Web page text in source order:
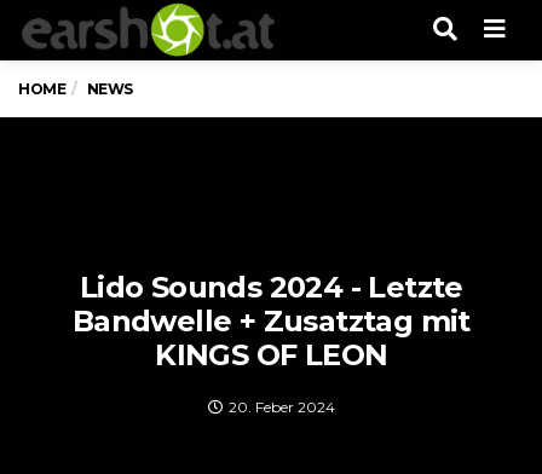
HOME NEWS
Lido Sounds 2024 - Letzte
Bandwelle + Zusatztag mit
KINGS OF LEON
20. Feber 2024